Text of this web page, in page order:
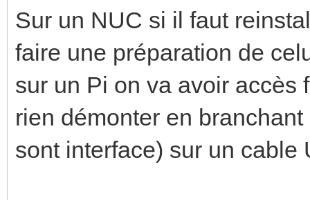
Sur un NUC si il faut
faire une préparation de
sur un Pi on va avoir accès
rien démonter en
sont interface) sur un cable